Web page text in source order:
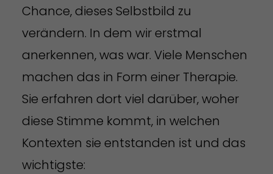
Chance, dieses Selbstbild zu
verändern. In dem wir erstmal
anerkennen, was war. Viele Menschen
machen das in Form einer Therapie.
Sie erfahren dort viel darüber, woher
diese Stimme kommt, in welchen
Kontexten sie entstanden ist und das
wichtigste: